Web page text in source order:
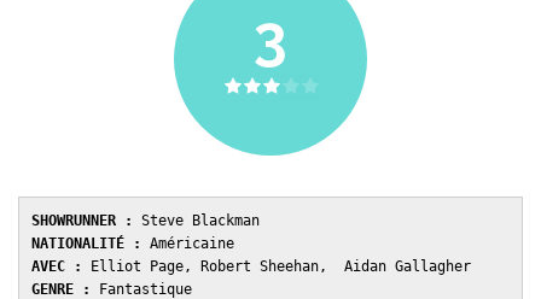
3
SHOWRUNNER :
NATIONALITÉ :
AVEC :
GENRE :